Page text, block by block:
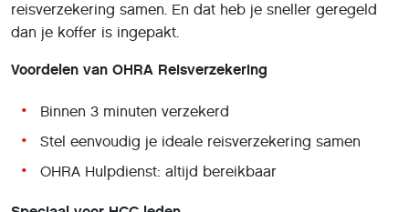
reisverzekering samen. En dat heb je sneller geregeld
dan je koffer is ingepakt.
Voordelen van OHRA Reisverzekering
Binnen 3 minuten verzekerd
Stel eenvoudig je ideale reisverzekering samen
OHRA Hulpdienst: altijd bereikbaar